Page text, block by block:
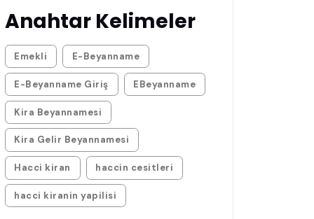
Anahtar Kelimeler
Emekli E-Beyanname
E-Beyanname Giriş EBeyanname
Kira Beyannamesi
Kira Gelir Beyannamesi
Hacci kiran haccin cesitleri
hacci kiranin yapilisi